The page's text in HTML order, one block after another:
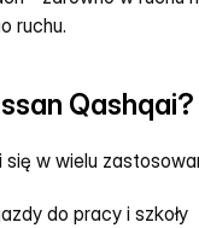
ruchu.
Qashqai?
w wielu
do pracy i szkoły